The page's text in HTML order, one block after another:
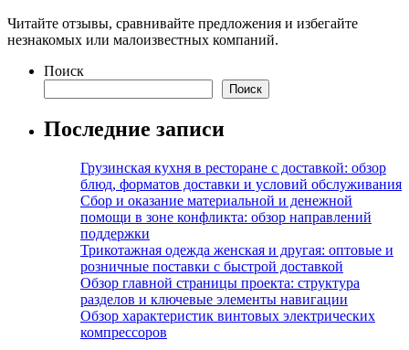
Читайте отзывы, сравнивайте предложения и избегайте
незнакомых или малоизвестных компаний.
Поиск
Поиск
Последние записи
Грузинская кухня в ресторане с доставкой: обзор
блюд, форматов доставки и условий обслуживания
Сбор и оказание материальной и денежной
помощи в зоне конфликта: обзор направлений
поддержки
Трикотажная одежда женская и другая: оптовые и
розничные поставки с быстрой доставкой
Обзор главной страницы проекта: структура
разделов и ключевые элементы навигации
Обзор характеристик винтовых электрических
компрессоров